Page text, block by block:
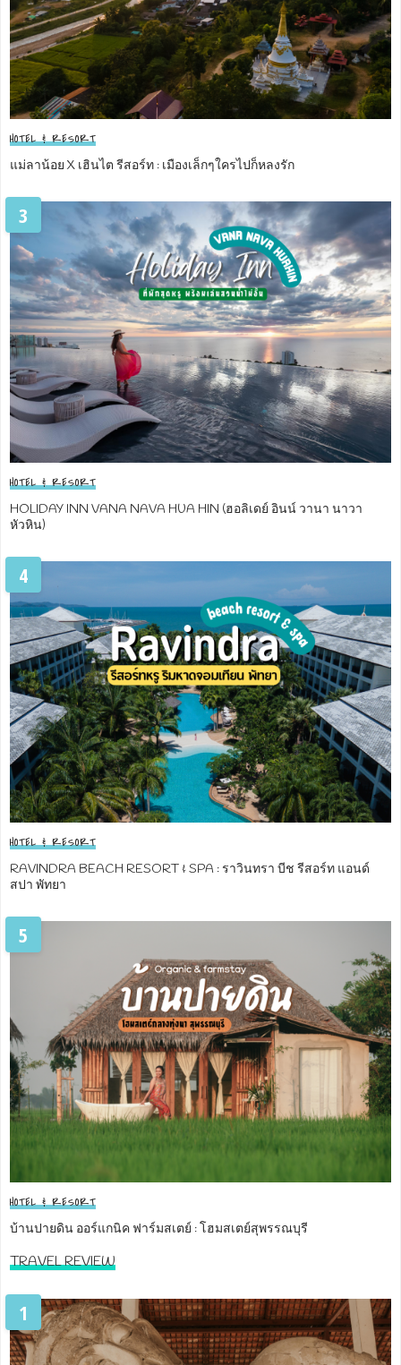
HOTEL & RESORT
แม่ลาน้อย X เฮินไต รีสอร์ท : เมืองเล็กๆใครไปก็หลงรัก
3
HOTEL & RESORT
HOLIDAY INN VANA NAVA HUA HIN (ฮอลิเดย์ อินน์ วานา นาวา
หัวหิน)
4
HOTEL & RESORT
RAVINDRA BEACH RESORT & SPA : ราวินทรา บีช รีสอร์ท แอนด์
สปา พัทยา
5
HOTEL & RESORT
บ้านปายดิน ออร์แกนิค ฟาร์มสเตย์ : โฮมสเตย์สุพรรณบุรี
TRAVEL REVIEW
1